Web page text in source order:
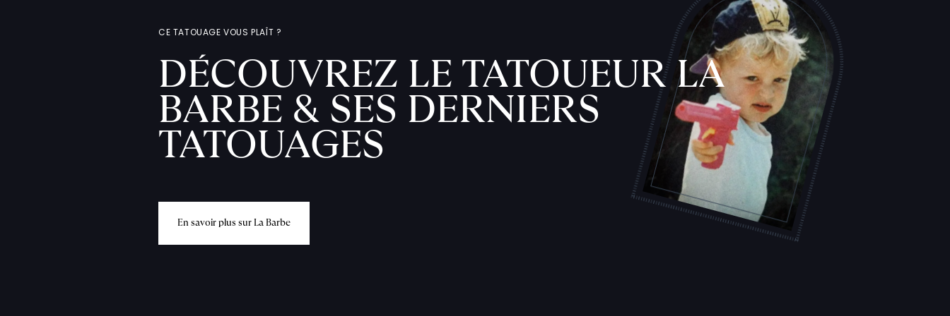
L' ATE
TATOU
F ICHE S PRA T
CE TATOUAGE VOUS PLAÎT ?
DÉCOUVREZ LE TATOUEUR LA
BARBE & SES DERNIERS
TATOUAGES
En savoir plus sur La Barbe